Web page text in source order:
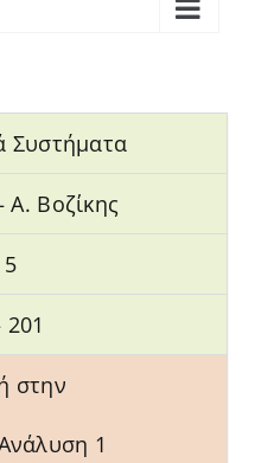
Συστήματα
Βοζίκης
στην
1